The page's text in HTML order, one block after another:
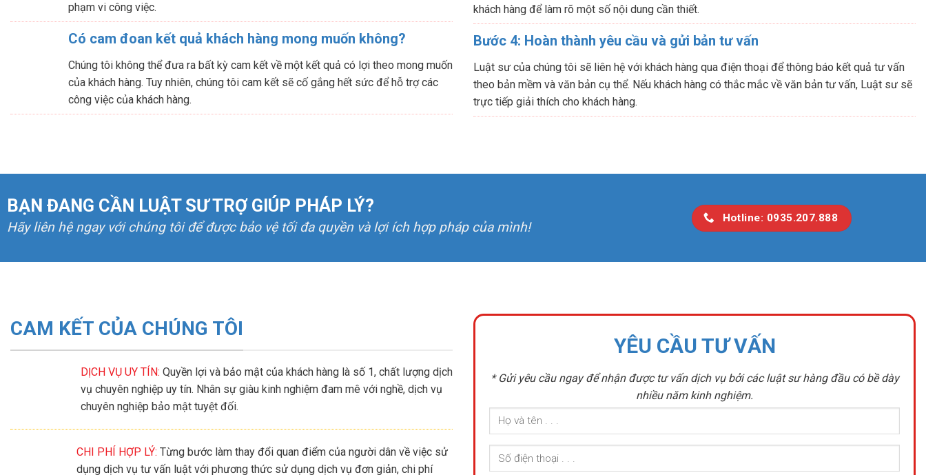
phạm vi công việc.
Có cam đoan kết quả khách hàng mong muốn không?
Chúng tôi không thể đưa ra bất kỳ cam kết về một kết quả có lợi theo mong muốn
của khách hàng. Tuy nhiên, chúng tôi cam kết sẽ cố gắng hết sức để hỗ trợ các
công việc của khách hàng.
khách hàng để làm rõ một số nội dung cần thiết.
Bước 4: Hoàn thành yêu cầu và gửi bản tư vấn
Luật sư của chúng tôi sẽ liên hệ với khách hàng qua điện thoại để thông báo kết quả tư vấn
theo bản mềm và văn bản cụ thể. Nếu khách hàng có thắc mắc về văn bản tư vấn, Luật sư sẽ
trực tiếp giải thích cho khách hàng.
BẠN ĐANG CẦN LUẬT SƯ TRỢ GIÚP PHÁP LÝ?
Hãy liên hệ ngay với chúng tôi để được bảo vệ tối đa quyền và lợi ích hợp pháp của mình!
Hotline: 0935.207.888
CAM KẾT CỦA CHÚNG TÔI
DỊCH VỤ UY TÍN: Quyền lợi và bảo mật của khách hàng là số 1, chất lượng dịch
vụ chuyên nghiệp uy tín. Nhân sự giàu kinh nghiệm đam mê với nghề, dịch vụ
chuyên nghiệp bảo mật tuyệt đối.
CHI PHÍ HỢP LÝ: Từng bước làm thay đổi quan điểm của người dân về việc sử
dụng dịch vụ tư vấn luật với phương thức sử dụng dịch vụ đơn giản, chi phí
YÊU CẦU TƯ VẤN
* Gửi yêu cầu ngay để nhận được tư vấn dịch vụ bởi các luật sư hàng đầu có bề dày
nhiều năm kinh nghiệm.